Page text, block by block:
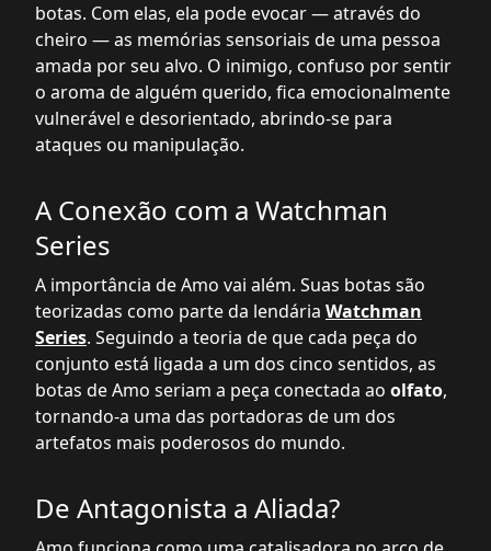
botas. Com elas, ela pode evocar — através do
cheiro — as memórias sensoriais de uma pessoa
amada por seu alvo. O inimigo, confuso por sentir
o aroma de alguém querido, fica emocionalmente
vulnerável e desorientado, abrindo-se para
ataques ou manipulação.
A Conexão com a Watchman
Series
A importância de Amo vai além. Suas botas são
teorizadas como parte da lendária Watchman
Series. Seguindo a teoria de que cada peça do
conjunto está ligada a um dos cinco sentidos, as
botas de Amo seriam a peça conectada ao olfato,
tornando-a uma das portadoras de um dos
artefatos mais poderosos do mundo.
De Antagonista a Aliada?